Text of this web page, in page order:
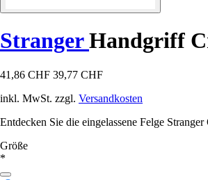
StrangerHandgriff
41,86 CHF 39,77 CHF
inkl. MwSt. zzgl. Versandkosten
Entdecken Sie die eingelassene Felge
Größe
*